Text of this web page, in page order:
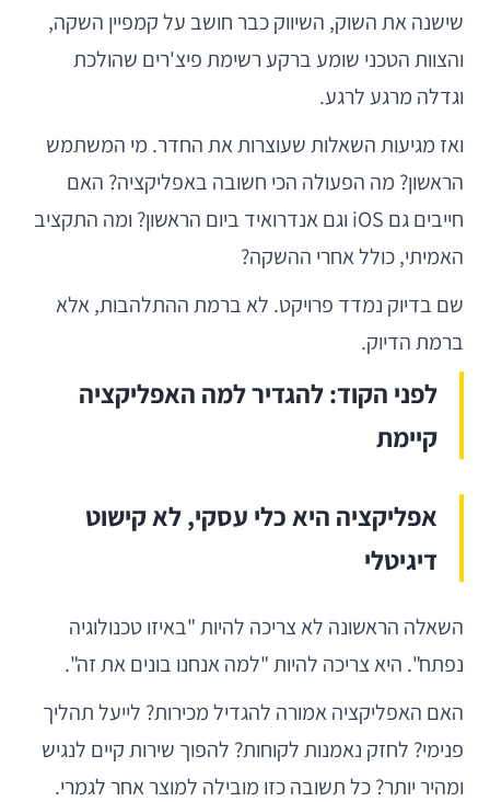
שישנה את השוק, השיווק כבר חושב על קמפיין השקה,
והצוות הטכני שומע ברקע רשימת פיצ'רים שהולכת
וגדלה מרגע לרגע.
ואז מגיעות השאלות שעוצרות את החדר. מי המשתמש
הראשון? מה הפעולה הכי חשובה באפליקציה? האם
חייבים גם iOS וגם אנדרואיד ביום הראשון? ומה התקציב
האמיתי, כולל אחרי ההשקה?
שם בדיוק נמדד פרויקט. לא ברמת ההתלהבות, אלא
ברמת הדיוק.
לפני הקוד: להגדיר למה האפליקציה
קיימת
אפליקציה היא כלי עסקי, לא קישוט
דיגיטלי
השאלה הראשונה לא צריכה להיות "באיזו טכנולוגיה
נפתח". היא צריכה להיות "למה אנחנו בונים את זה".
האם האפליקציה אמורה להגדיל מכירות? לייעל תהליך
פנימי? לחזק נאמנות לקוחות? להפוך שירות קיים לנגיש
ומהיר יותר? כל תשובה כזו מובילה למוצר אחר לגמרי.